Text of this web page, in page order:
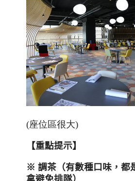
(座位區很大)
【重點提示】
※ 調茶（有數種口味，都
拿避免排隊）